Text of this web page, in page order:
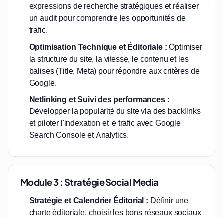
expressions de recherche stratégiques et réaliser
un audit pour comprendre les opportunités de
trafic.
Optimisation Technique et Éditoriale :Optimiser
la structure du site, la vitesse, le contenu et les
balises (Title, Meta) pour répondre aux critères de
Google.
Netlinking et Suivi des performances :
Développer la popularité du site via des backlinks
et piloter l'indexation et le trafic avec Google
Search Console et Analytics.
Module 3 : Stratégie Social Media
Stratégie et Calendrier Éditorial : Définir une
charte éditoriale, choisir les bons réseaux sociaux